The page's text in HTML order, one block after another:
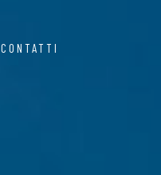
CONTATTI